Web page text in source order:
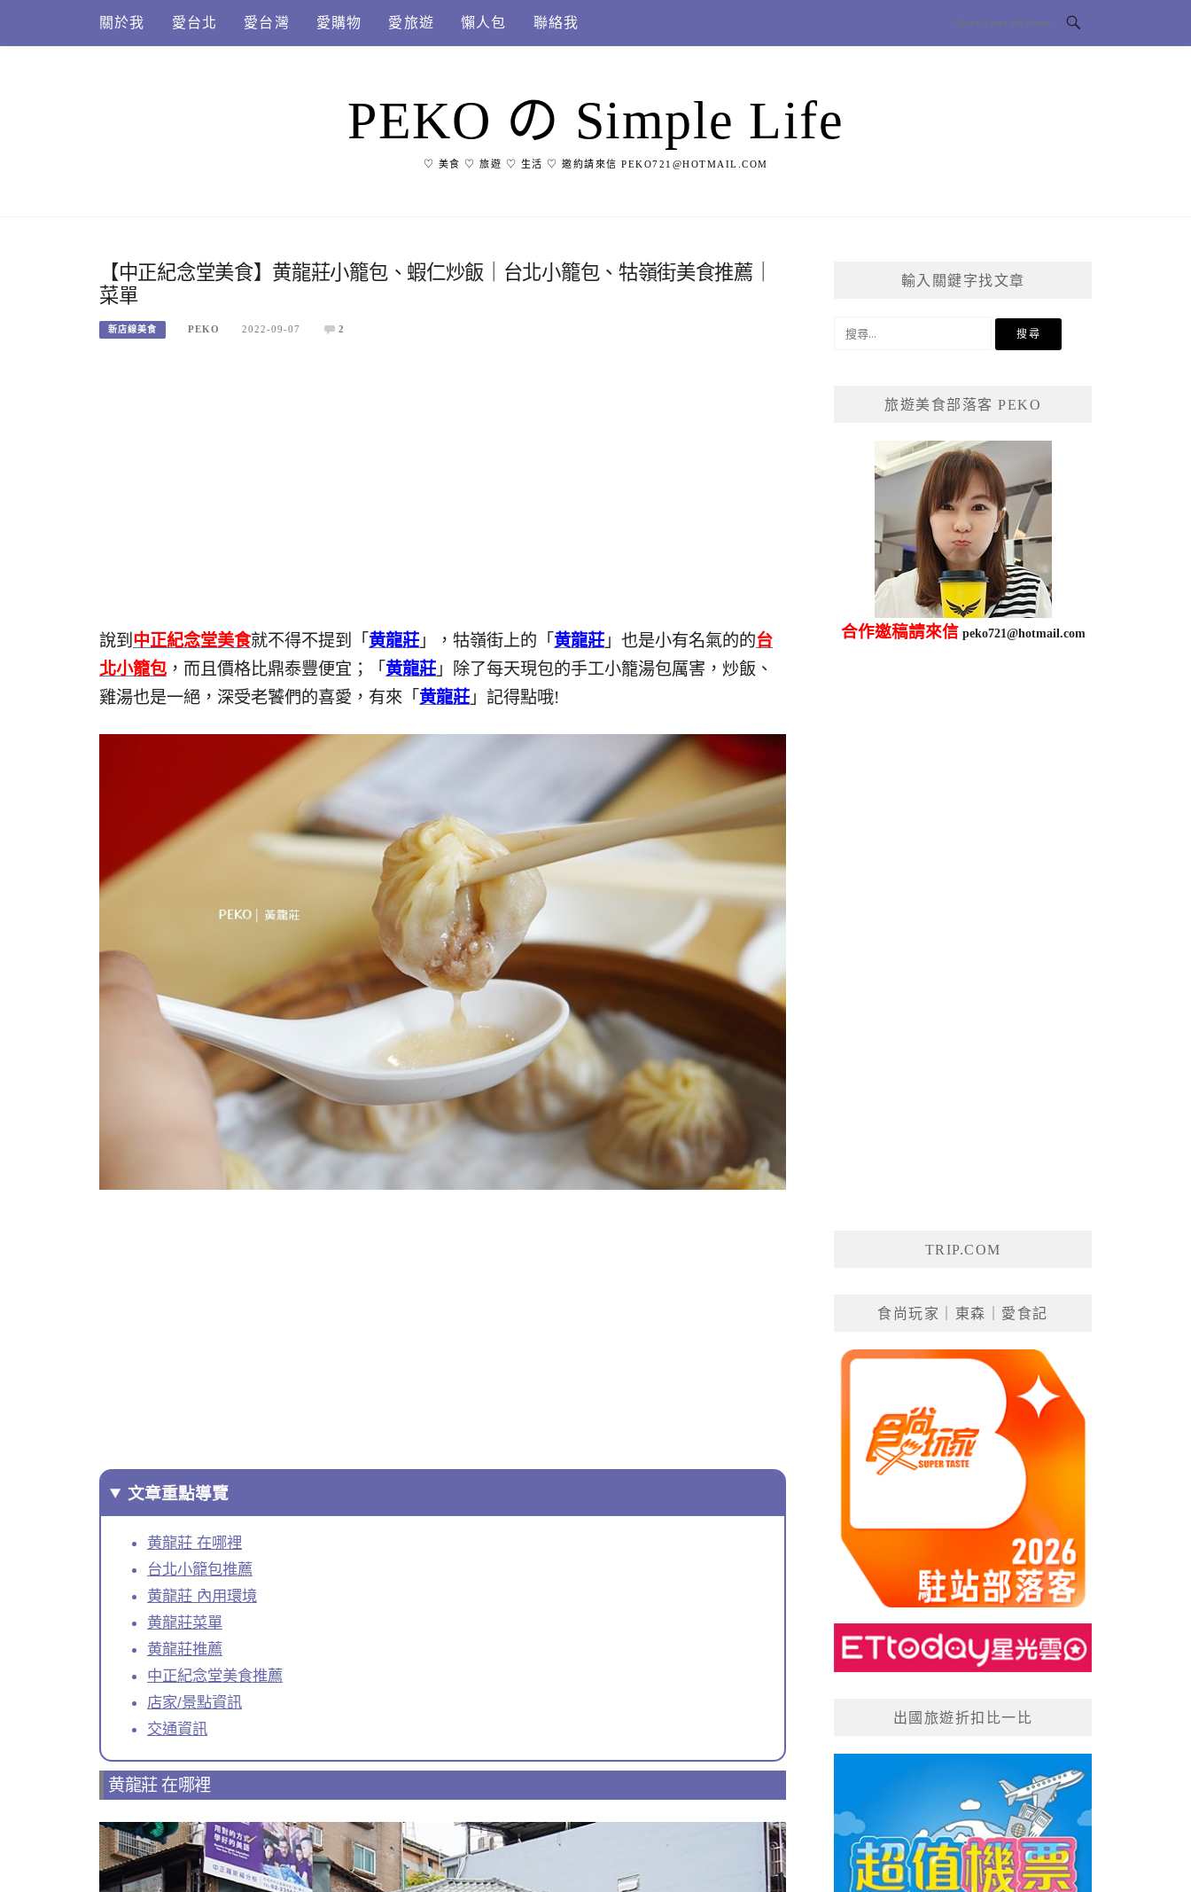
content
關於我 愛台北 愛台灣 愛購物 愛旅遊 懶人包 聯絡我
PEKO の Simple Life
♡ 美食 ♡ 旅遊 ♡ 生活 ♡ 邀約請來信 PEKO721@HOTMAIL.COM
【中正紀念堂美食】黄龍莊小籠包、蝦仁炒飯｜台北小籠包、牯嶺街美食推薦｜
菜單
新店線美食 PEKO 2022-09-07 2
說到 中正紀念堂美食就不得不提到「 黄龍莊 」，牯嶺街上的「 黄龍莊 」也是小有名氣的的台
北小籠包，而且價格比鼎泰豐便宜；「 黄龍莊 」除了每天現包的手工小籠湯包厲害，炒飯、
雞湯也是一絕，深受老饕們的喜愛，有來「 黄龍莊 」記得點哦!
文章重點導覽
黄龍莊 在哪裡
台北小籠包推薦
黄龍莊 內用環境
黄龍莊菜單
黄龍莊推薦
中正紀念堂美食推薦
店家/景點資訊
交通資訊
黄龍莊 在哪裡
輸入關鍵字找文章
旅遊美食部落客 PEKO
合作邀稿請來信 peko721@hotmail.com
TRIP.COM
食尚玩家｜東森｜愛食記
出國旅遊折扣比一比